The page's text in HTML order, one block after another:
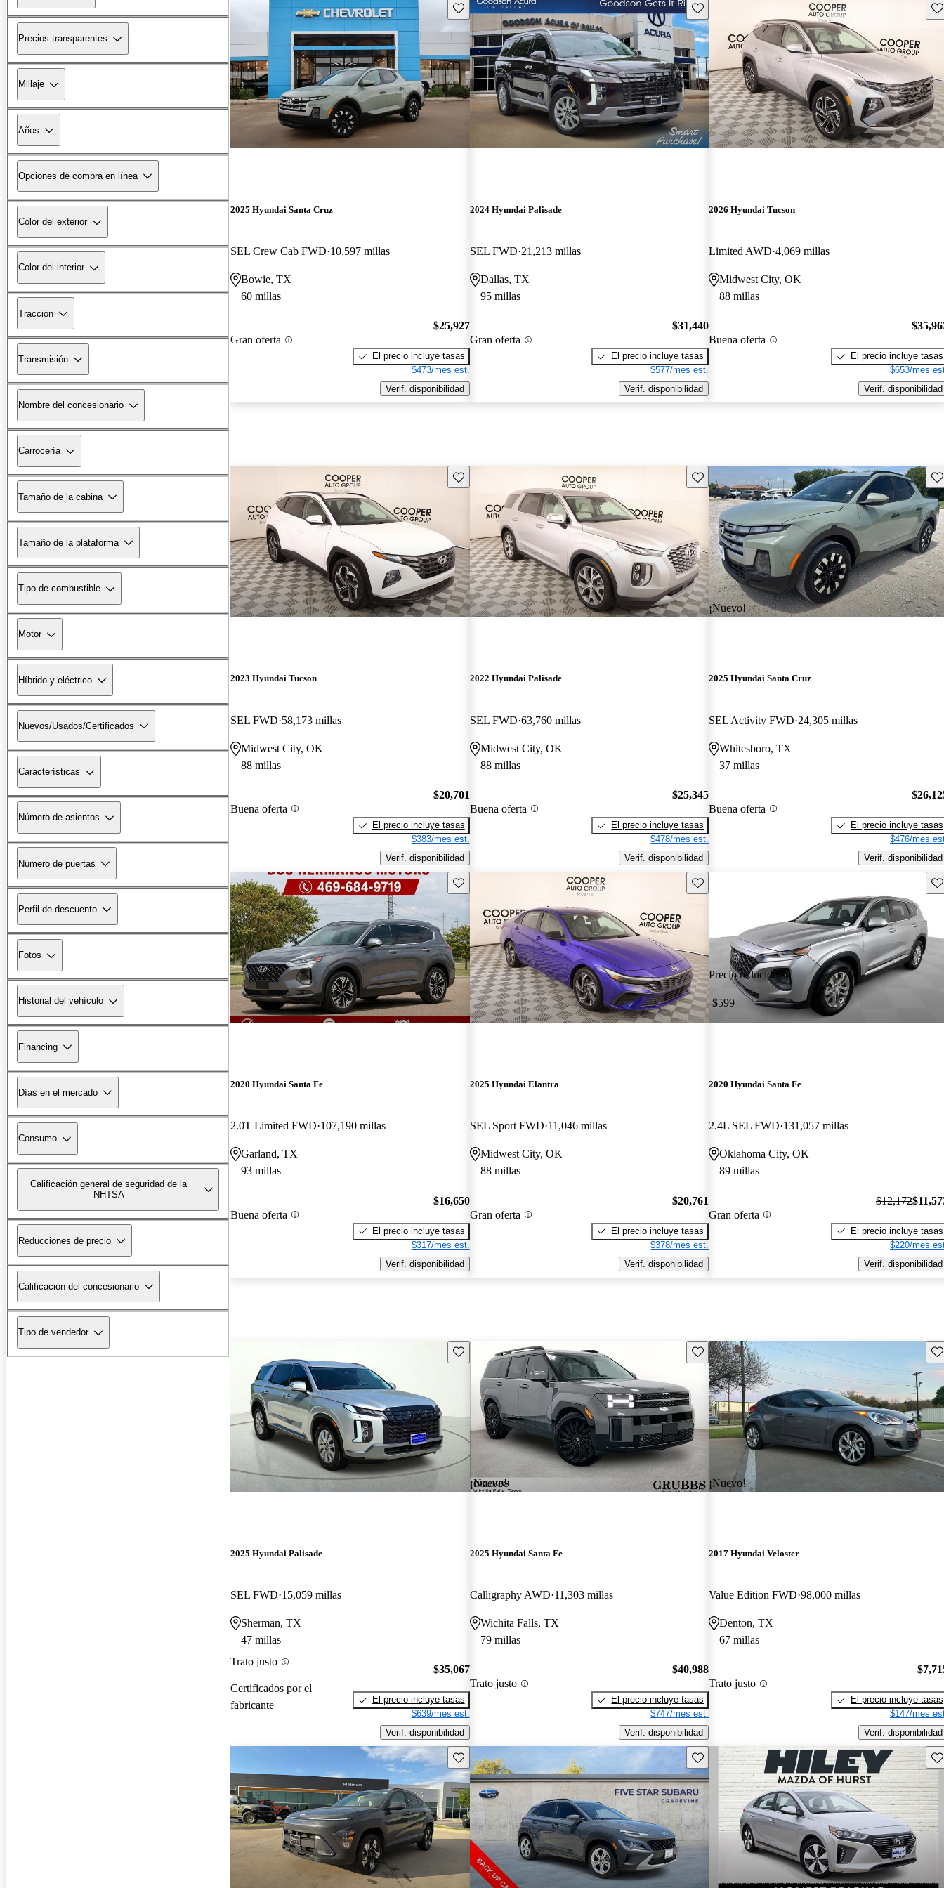
Precios transparentes
Millaje
Años
Opciones de compra en línea
Color del exterior
Color del interior
Tracción
Transmisión
Nombre del concesionario
Carrocería
Tamaño de la cabina
Tamaño de la plataforma
Tipo de combustible
Motor
Híbrido y eléctrico
Nuevos/Usados/Certificados
Características
Número de asientos
Número de puertas
Perfil de descuento
Fotos
Historial del vehículo
Financing
Días en el mercado
Consumo
Calificación general de seguridad de la
NHTSA
Reducciones de precio
Calificación del concesionario
Tipo de vendedor
Guarda este Aviso
2025 Hyundai Santa Cruz
SEL Crew Cab FWD 10,597 millas
Bowie, TX
60 millas
Gran oferta
$25,927
El precio incluye tasas
$473/mes est.
Verif. disponibilidad
Guarda este Aviso
2024 Hyundai Palisade
SEL FWD 21,213 millas
Dallas, TX
95 millas
Gran oferta
$31,440
El precio incluye tasas
$577/mes est.
Verif. disponibilidad
2026 Hyundai Tucson
Limited AWD 4,069 millas
Midwest City, OK
88 millas
Buena oferta
El precio incluye tasas
$653/mes
Verif. disponibilidad
Guarda este Aviso
2023 Hyundai Tucson
SEL FWD 58,173 millas
Midwest City, OK
88 millas
Buena oferta
$20,701
El precio incluye tasas
$383/mes est.
Verif. disponibilidad
Guarda este Aviso
2022 Hyundai Palisade
SEL FWD 63,760 millas
Midwest City, OK
88 millas
Buena oferta
$25,345
El precio incluye tasas
$478/mes est.
Verif. disponibilidad
¡Nuevo!
2025 Hyundai Santa Cruz
SEL Activity FWD 24,305 millas
Whitesboro, TX
37 millas
Buena oferta
El precio incluye tasas
$476/mes
Verif. disponibilidad
Guarda este Aviso
2020 Hyundai Santa Fe
2.0T Limited FWD 107,190 millas
Garland, TX
93 millas
Buena oferta
$16,650
El precio incluye tasas
$317/mes est.
Verif. disponibilidad
Guarda este Aviso
2025 Hyundai Elantra
SEL Sport FWD 11,046 millas
Midwest City, OK
88 millas
Gran oferta
$20,761
El precio incluye tasas
$378/mes est.
Verif. disponibilidad
Precio reducido
-$599
2020 Hyundai Santa Fe
2.4L SEL FWD 131,057 millas
Oklahoma City, OK
89 millas
Gran oferta
$12,172
El precio incluye tasas
$220/mes
Verif. disponibilidad
Guarda este Aviso
2025 Hyundai Palisade
SEL FWD 15,059 millas
Sherman, TX
47 millas
Trato justo
Certificados por el
fabricante
$35,067
El precio incluye tasas
$639/mes est.
Verif. disponibilidad
¡Nuevo!
Guarda este Aviso
2025 Hyundai Santa Fe
Calligraphy AWD 11,303 millas
Wichita Falls, TX
79 millas
Trato justo
$40,988
El precio incluye tasas
$747/mes est.
Verif. disponibilidad
¡Nuevo!
2017 Hyundai Veloster
Value Edition FWD 98,000 millas
Denton, TX
67 millas
Trato justo
El precio incluye tasas
$147/mes
Verif. disponibilidad
Guarda este Aviso Guarda este Aviso